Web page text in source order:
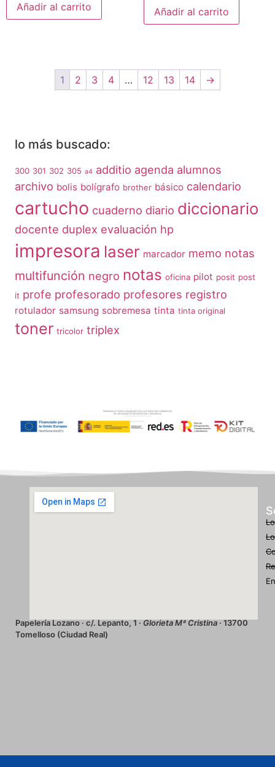
Añadir al carrito Añadir al carrito
1 2 3 4 … 12 13 14 →
lo más buscado:
300 301 302 305 a4 additio agenda alumnos
archivo bolis bolígrafo brother básico calendario
cartucho cuaderno diario diccionario
docente duplex evaluación hp
impresora laser marcador memo notas
multifunción negro notas oficina pilot posit post
it profe profesorado profesores registro
rotulador samsung sobremesa tinta tinta original
toner tricolor triplex
Papelería Lozano · c/. Lepanto, 1 ·Glorieta Mª Cristina· 13700
Tomelloso (Ciudad Real)